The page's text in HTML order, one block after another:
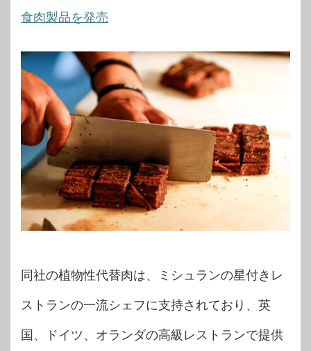
食肉製品を発売
同社の植物性代替肉は、ミシュランの星付きレ
ストランの一流シェフに支持されており、英
国、ドイツ、オランダの高級レストランで提供